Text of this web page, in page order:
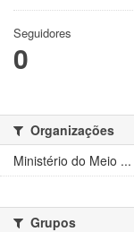
Seguidores
0
Organizações
Ministério do Meio
Grupos